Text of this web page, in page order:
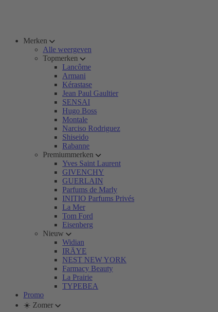
Merken
Alle weergeven
Topmerken
Lancôme
Armani
Kérastase
Jean Paul Gaultier
SENSAI
Hugo Boss
Montale
Narciso Rodriguez
Shiseido
Rabanne
Premiummerken
Yves Saint Laurent
GIVENCHY
GUERLAIN
Parfums de Marly
INITIO Parfums Privés
La Mer
Tom Ford
Eisenberg
Nieuw
Widian
IRÄYE
NEST NEW YORK
Farmacy Beauty
La Prairie
TYPEBEA
Promo
☀️ Zomer